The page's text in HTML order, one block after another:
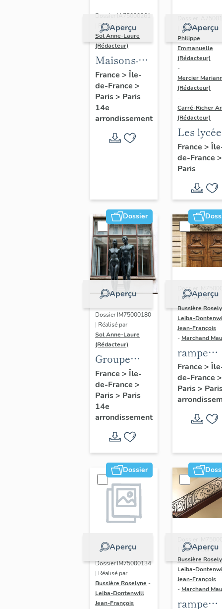
Aperçu
Dossier IA75000261
| Réalisé par
Sol Anne-Laure
(Rédacteur)
Maisons-
immeubles
France > Île-
de-France >
Paris> Paris
14e
arrondissement
Aperçu
| Réalisé par
Philippe
Emmanuelle
(Rédacteur)
-
Mercier
(Rédacteur)
-
Carré-Richer
(Rédacteur)
Les
Jean-
Dondel
Roger
Dhuit
France >
de-France >
Paris
Dossier
Aperçu
Dossier IM75000180
| Réalisé par
Sol Anne-Laure
(Rédacteur)
Groupe
sculpté :
Les
Adolescents
France > Île-
de-France >
Paris> Paris
14e
arrondissement
Aperçu
Dossier
| Réalisé par
Bussière
Leiba-
Jean-François
- Marchand
rampe
d'appui,
escalier
l' hôtel
(non
France >
de-France >
Paris>
Dossier
Aperçu
Dossier IM75000134
| Réalisé par
Bussière Roselyne -
Leiba-Dontenwill
Jean-François
Aperçu
| Réalisé par
Bussière
Leiba-
Jean-François
- Marchand
rampe